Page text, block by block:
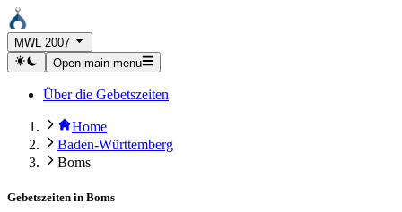
MWL 2007
Open main menu
Über die Gebetszeiten
Home
Baden-Württemberg
Boms
Gebetszeiten in Boms